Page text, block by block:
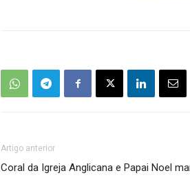
Artigo anterior
Coral da Igreja Anglicana e Papai Noel